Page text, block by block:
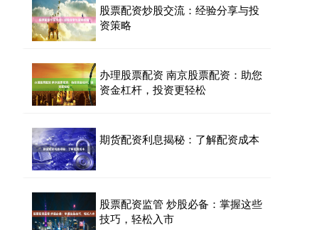
股票配资炒股交流：经验分享与投
资策略
办理股票配资 南京股票配资：助您
资金杠杆，投资更轻松
期货配资利息揭秘：了解配资成本
股票配资监管 炒股必备：掌握这些
技巧，轻松入市